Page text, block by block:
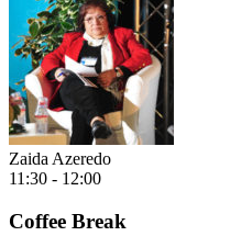
Zaida Azeredo
11:30 - 12:00
Coffee Break